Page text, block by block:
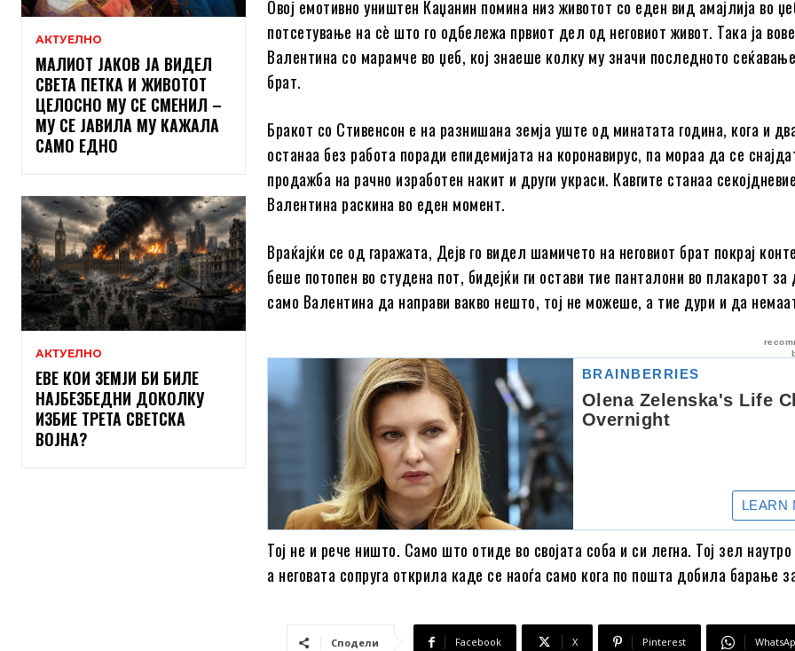
АКТУЕЛНО
МАЛИОТ ЈАКОВ ЈА ВИДЕЛ
СВЕТА ПЕТКА И ЖИВОТОТ
ЦЕЛОСНО МУ СЕ СМЕНИЛ –
МУ СЕ ЈАВИЛА МУ КАЖАЛА
САМО ЕДНО
АКТУЕЛНО
ЕВЕ КОИ ЗЕМЈИ БИ БИЛЕ
НАЈБЕЗБЕДНИ ДОКОЛКУ
ИЗБИЕ ТРЕТА СВЕТСКА
ВОЈНА?
Овој емотивно уништен Каџанин помина низ животот со еден вид амајлија во
потсетување на сè што го одбележа првиот дел од неговиот живот. Така ја
Валентина со марамче во џеб, кој знаеше колку му значи последното
брат.
Бракот со Стивенсон е на разнишана земја уште од минатата година, кога и
останаа без работа поради епидемијата на коронавирус, па мораа да се
продажба на рачно изработен накит и други украси. Кавгите станаа
Валентина раскина во еден момент.
Враќајќи се од гаражата, Дејв го видел шамичето на неговиот брат покрај
беше потопен во студена пот, бидејќи ги остави тие панталони во плакарот
само Валентина да направи вакво нешто, тој не можеше, а тие дури и да
Тој не и рече ништо. Само што отиде во својата соба и си легна. Тој зел
а неговата сопруга открила каде се наоѓа само кога по пошта добила барање
Сподели Facebook X Pinterest